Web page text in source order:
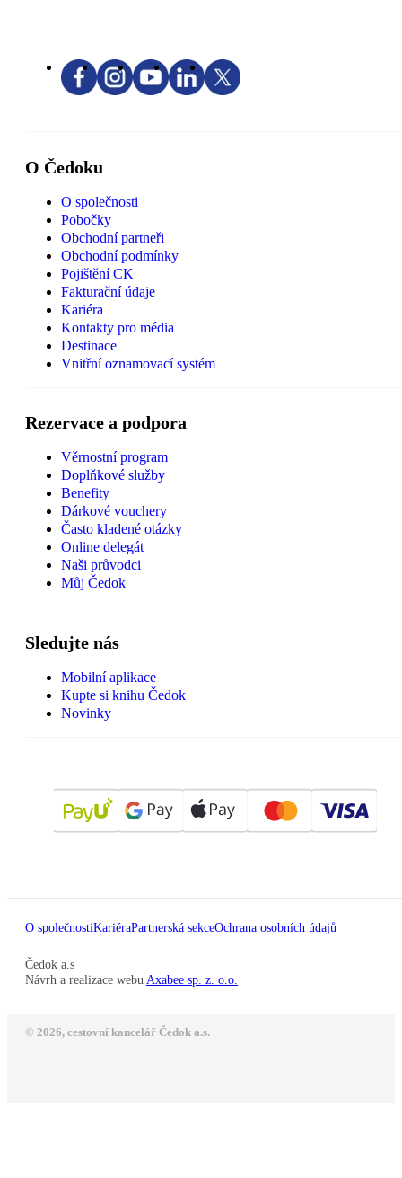
O Čedoku
O společnosti
Pobočky
Obchodní partneři
Obchodní podmínky
Pojištění CK
Fakturační údaje
Kariéra
Kontakty pro média
Destinace
Vnitřní oznamovací systém
Rezervace a podpora
Věrnostní program
Doplňkové služby
Benefity
Dárkové vouchery
Často kladené otázky
Online delegát
Naši průvodci
Můj Čedok
Sledujte nás
Mobilní aplikace
Kupte si knihu Čedok
Novinky
O společnostiKariéraPartnerská sekceOchrana osobních údajů
Čedok a.s
Návrh a realizace webu Axabee sp. z. o.o.
© 2026, cestovní kancelář Čedok a.s.